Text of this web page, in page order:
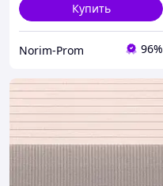
Купить
Norim-Prom 96%